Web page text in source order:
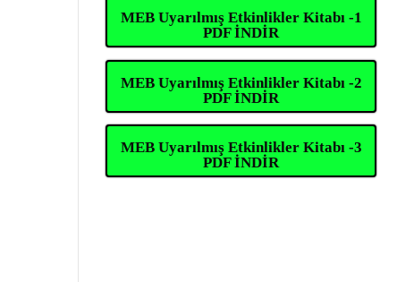
MEB Uyarılmış Etkinlikler Kitabı -1
PDF İNDİR
MEB Uyarılmış Etkinlikler Kitabı -2
PDF İNDİR
MEB Uyarılmış Etkinlikler Kitabı -3
PDF İNDİR